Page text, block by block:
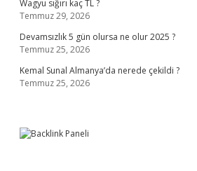
Wagyu sığırı kaç TL ?
Temmuz 29, 2026
Devamsızlık 5 gün olursa ne olur 2025 ?
Temmuz 25, 2026
Kemal Sunal Almanya’da nerede çekildi ?
Temmuz 25, 2026